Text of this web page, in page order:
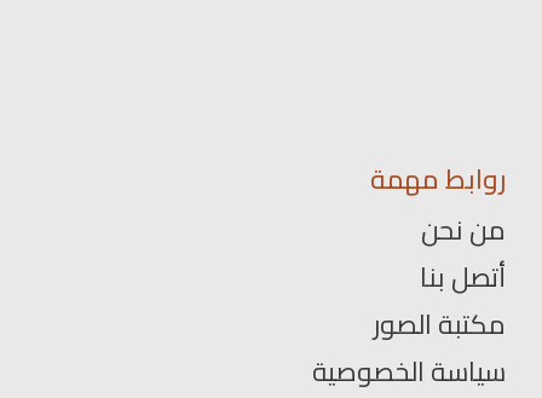
روابط مهمة
من نحن
أتصل بنا
مكتبة الصور
سياسة الخصوصية